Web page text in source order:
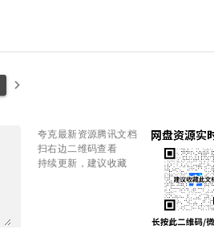
keyboard_arrow_right
夸克最新资源腾讯文档
扫右边二维码查看
持续更新，建议收藏